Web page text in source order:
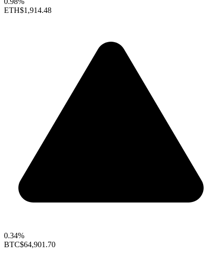
ETH$1,914.48
0.34%
BTC$64,901.70